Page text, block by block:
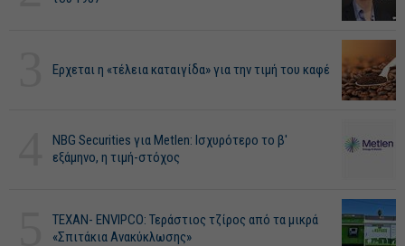
Ερχεται η «τέλεια καταιγίδα» για την τιμή του καφέ
NBG Securities για Metlen: Ισχυρότερο το β'
εξάμηνο, η τιμή-στόχος
ΤΕΧΑΝ- ENVIPCO: Τεράστιος τζίρος από τα μικρά
«Σπιτάκια Ανακύκλωσης»